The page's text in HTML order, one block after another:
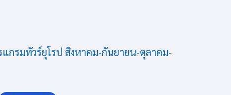
กรมทัวร์ยุโรป สิงหาคม-กันยายน-ตุลาคม-